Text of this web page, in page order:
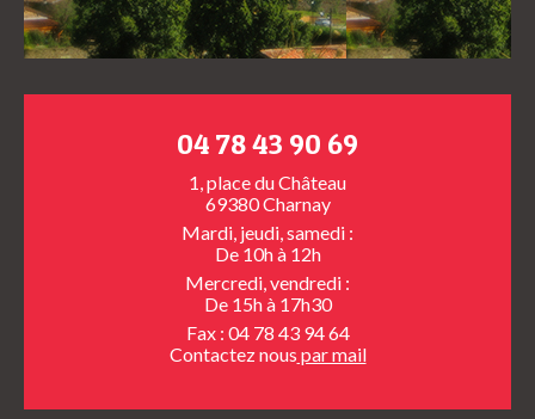
04 78 43 90 69
1, place du Château
69380 Charnay
Mardi, jeudi, samedi :
De 10h à 12h
Mercredi, vendredi :
De 15h à 17h30
Fax : 04 78 43 94 64
Contactez nous par mail